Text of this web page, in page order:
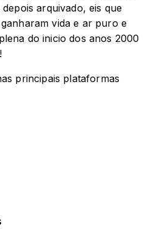
arquivado, eis que
vida e ar puro e
do inicio dos anos 2000
principais plataformas